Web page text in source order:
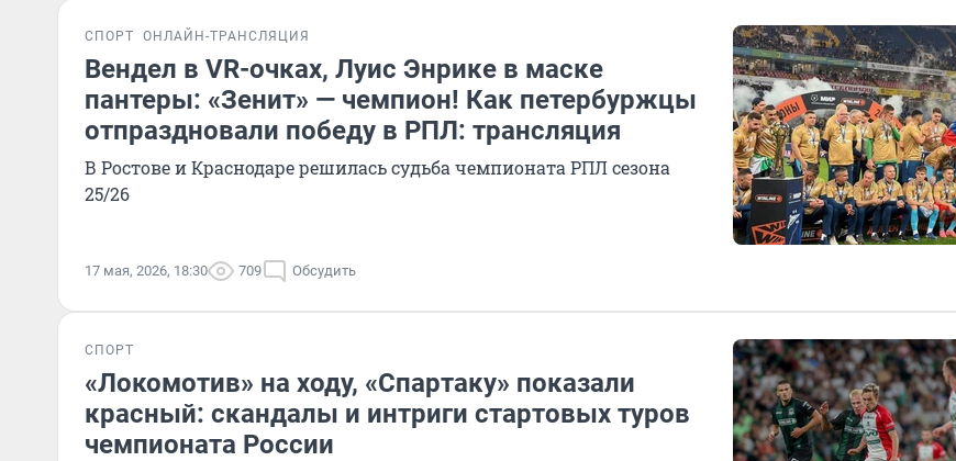
СПОРТ ОНЛАЙН-ТРАНСЛЯЦИЯ
Вендел в VR-очках, Луис Энрике в маске
пантеры: «Зенит» — чемпион! Как петербуржцы
отпраздновали победу в РПЛ: трансляция
В Ростове и Краснодаре решилась судьба чемпионата РПЛ сезона
25/26
17 мая, 2026, 18:30 709 Обсудить
СПОРТ
«Локомотив» на ходу, «Спартаку» показали
красный: скандалы и интриги стартовых туров
чемпионата России